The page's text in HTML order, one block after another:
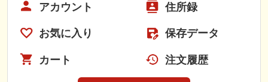
アカウント 住所録
お気に入り 保存データ
カート 注文履歴